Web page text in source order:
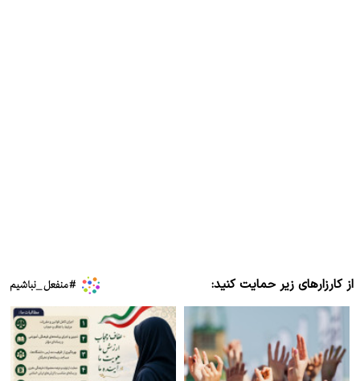
از کارزارهای زیر حمایت کنید: